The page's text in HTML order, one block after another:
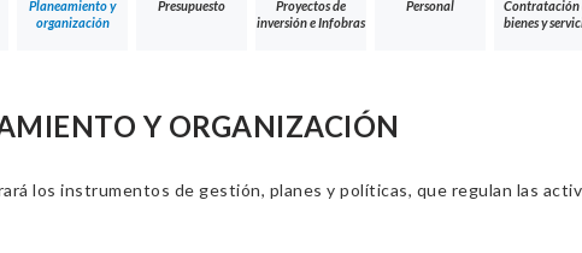
Planeamiento y
organización
Presupuesto
Proyectos de
inversión e Infobras
Personal
Contratación
bienes y
Y ORGANIZACIÓN
los instrumentos de gestión, planes y políticas, que regulan las